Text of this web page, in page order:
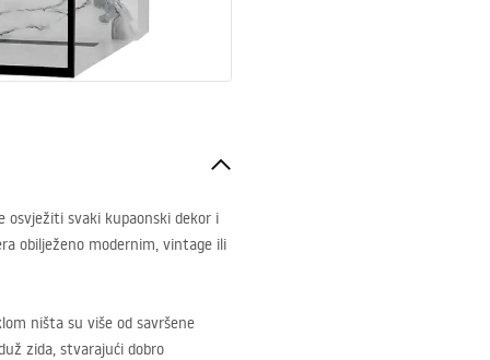
osvježiti svaki kupaonski dekor i
obilježeno modernim, vintage ili
ništa su više od savršene
zida, stvarajući dobro